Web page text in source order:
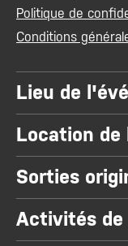
Politique de
Conditions
Lieu de
Location de
Sorties
Activités de